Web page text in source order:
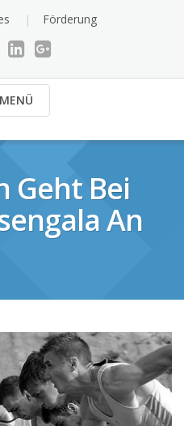
Förderung
MENÜ
Geht Bei
An